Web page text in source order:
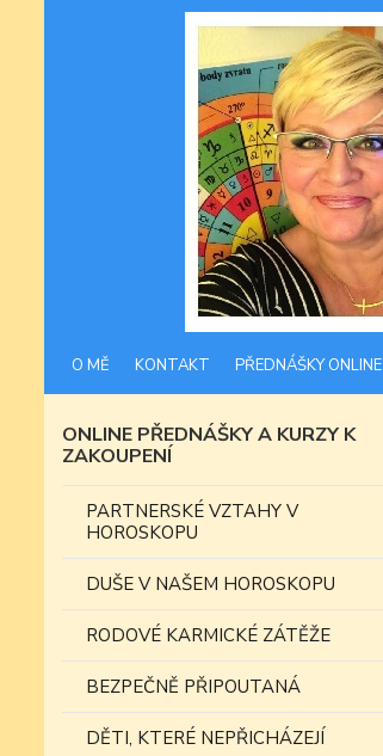
O MĚ KONTAKT PŘEDNÁŠKY ONLINE
ONLINE PŘEDNÁŠKY A KURZY K
ZAKOUPENÍ
PARTNERSKÉ VZTAHY V
HOROSKOPU
DUŠE V NAŠEM HOROSKOPU
RODOVÉ KARMICKÉ ZÁTĚŽE
BEZPEČNĚ PŘIPOUTANÁ
DĚTI, KTERÉ NEPŘICHÁZEJÍ